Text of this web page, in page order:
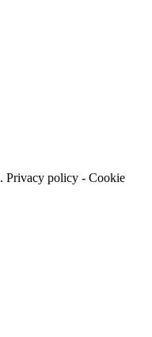
Privacy policy - Cookie